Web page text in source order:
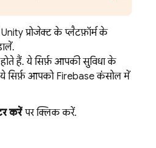
प्रोजेक्ट के प्लैटफ़ॉर्म के
हैं. ये सिर्फ़ आपकी सुविधा के
सिर्फ़ आपको Firebaseकंसोल में
करेंपर क्लिक करें.